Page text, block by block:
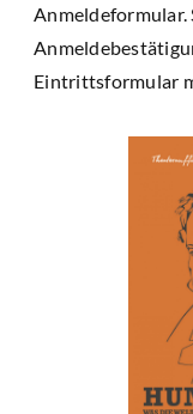
Anmeldeformular.
Eintrittsformular